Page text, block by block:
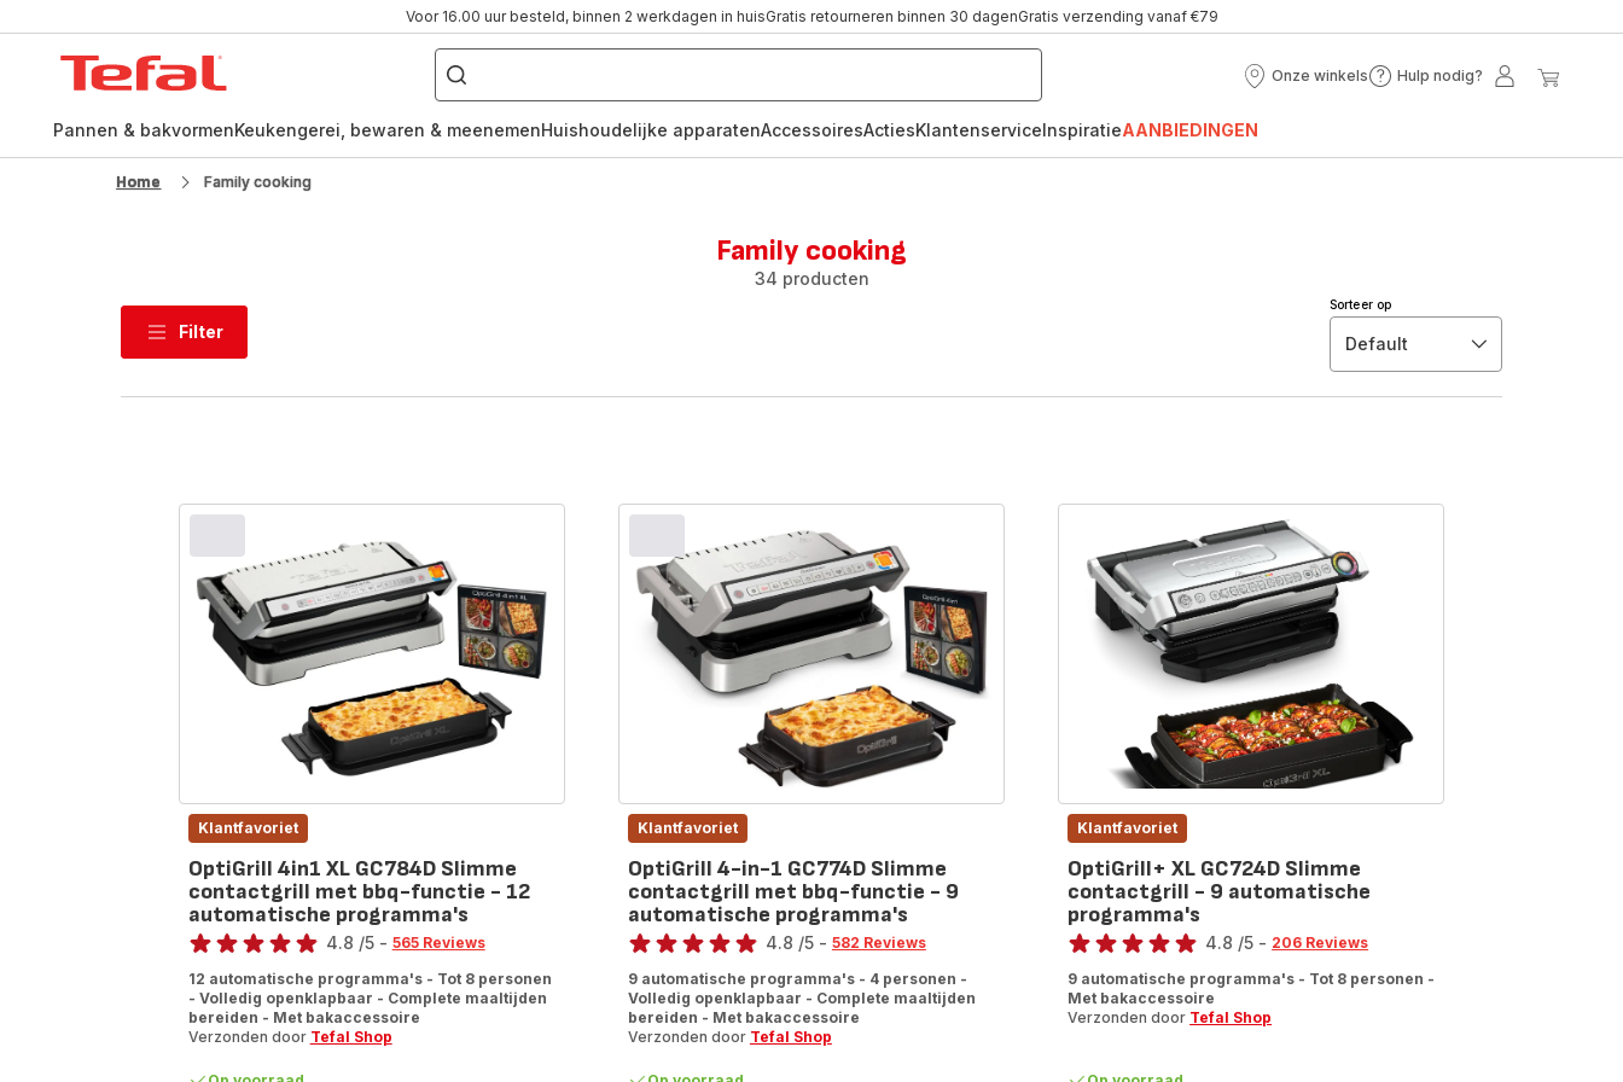
Voor 16.00 uur besteld, binnen 2 werkdagen in huisGratis retourneren binnen 30 dagenGratis verzending vanaf €79
Waar
ben
naar
Onze winkels
Onze
Hulp nodig?
Hulp
Mijn
Pannen & bakvormenKeukengerei, bewaren & meenemenHuishoudelijke apparatenAccessoiresActiesKlantenserviceInspiratieAANBIEDINGEN
Home Family cooking
Family cooking
34 producten
Sorteer op
Default
Filter
Klantfavoriet
OptiGrill 4in1 XL GC784D Slimme
contactgrill met bbq-functie - 12
automatische programma's
Score
4.8 /5 - 565 Reviews
12 automatische programma's - Tot 8 personen
- Volledig openklapbaar - Complete maaltijden
bereiden - Met bakaccessoire
Verzonden door Tefal Shop
Klantfavoriet
OptiGrill 4-in-1 GC774D Slimme
contactgrill met bbq-functie - 9
automatische programma's
Score
4.8 /5 - 582 Reviews
9 automatische programma's - 4 personen -
Volledig openklapbaar - Complete maaltijden
bereiden - Met bakaccessoire
Verzonden door Tefal Shop
Klantfavoriet
OptiGrill+ XL GC724D Slimme
contactgrill - 9 automatische
programma's
Score
4.8 /5 - 206 Reviews
9 automatische programma's - Tot 8 personen -
Met bakaccessoire
Verzonden door Tefal Shop